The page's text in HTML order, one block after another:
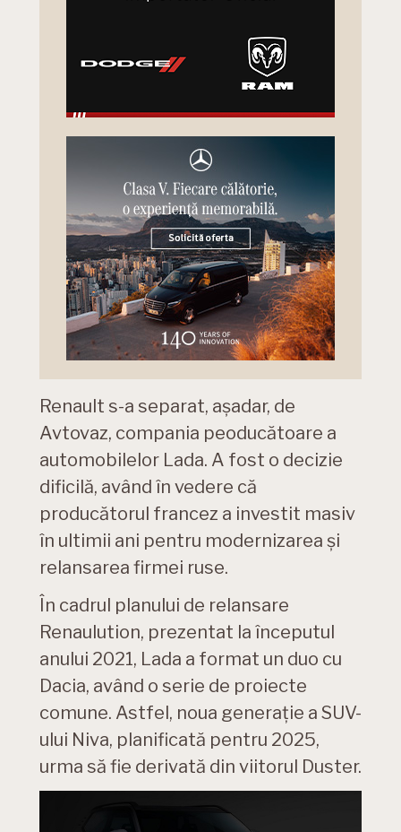
Renault s-a separat, așadar, de
Avtovaz, compania peoducătoare a
automobilelor Lada. A fost o decizie
dificilă, având în vedere că
producătorul francez a investit masiv
în ultimii ani pentru modernizarea și
relansarea firmei ruse.
În cadrul planului de relansare
Renaulution, prezentat la începutul
anului 2021, Lada a format un duo cu
Dacia, având o serie de proiecte
comune. Astfel, noua generație a SUV-
ului Niva, planificată pentru 2025,
urma să fie derivată din viitorul Duster.